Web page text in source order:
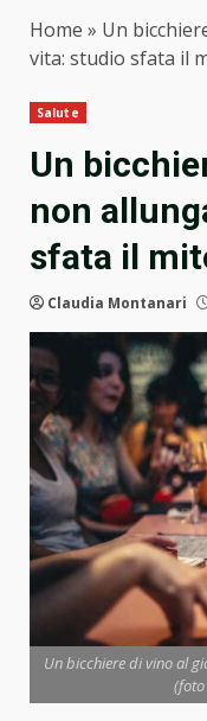
Home » Un
vita: studio sfata il
Salute
Un
non
sfata il
Claudia Montanari
Un bicchiere di vino al
(foto